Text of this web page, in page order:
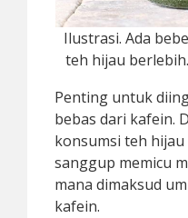
Ilustrasi. Ada
teh hijau
Penting untuk
bebas dari kafein.
konsumsi teh
sanggup memicu
mana dimaksud
kafein.